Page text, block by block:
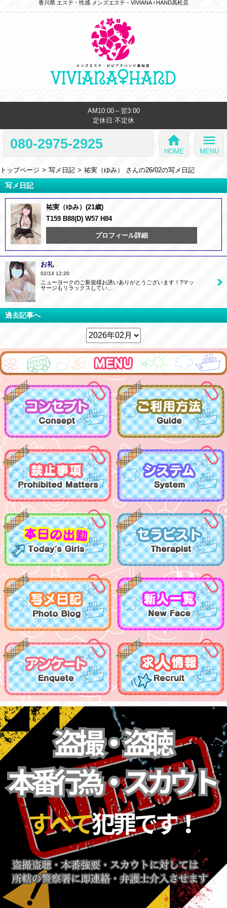
香川県 エステ・性感 メンズエステ・VIVIANA♀HAND高松店
AM10:00～翌3:00
定休日:不定休
080-2975-2925 home
HOME
menu
MENU
トップページ 写メ日記 祐実（ゆみ） さんの26/02の写メ日記
写メ日記
祐実（ゆみ）(21歳)
T159 B88(D) W57 H84
プロフィール詳細
お礼
02/14 12:20
ニューヨークのご新規様お誘いありがとうございます！?マッ
サージもリラックスしてい…
過去記事へ